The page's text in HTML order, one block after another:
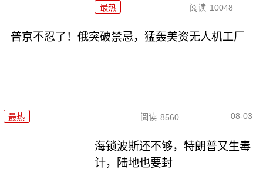
最热 阅读 10048
普京不忍了！俄突破禁忌，猛轰美资无人机工厂
最热 阅读 8560 08-03
海锁波斯还不够，特朗普又生毒
计，陆地也要封